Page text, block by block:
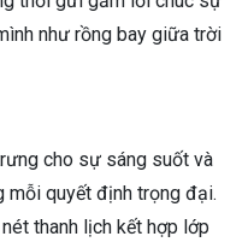
như rồng bay giữa trời
cho sự sáng suốt và
mỗi quyết định trọng đại.
thanh lịch kết hợp lớp